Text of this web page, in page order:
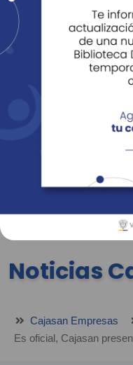
Revista Fácil Vivir
Sedes
Noticias
Cajasan Empresas